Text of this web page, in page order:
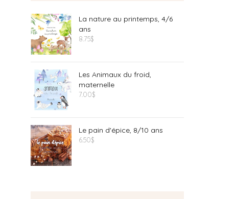
La nature au printemps, 4/6
ans
8.75$
Les Animaux du froid,
maternelle
7.00$
Le pain d'épice, 8/10 ans
6.50$